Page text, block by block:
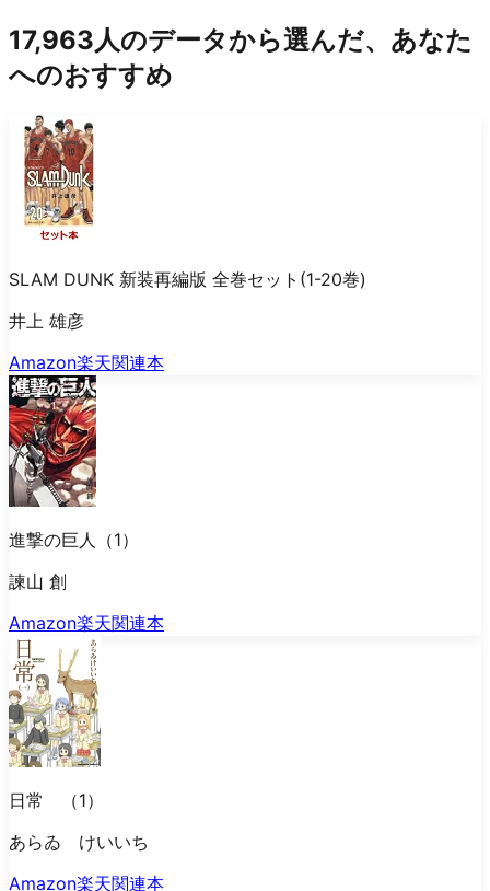
17,963人のデータから選んだ、あなた
へのおすすめ
SLAM DUNK 新装再編版 全巻セット(1-20巻)
井上 雄彦
Amazon楽天関連本
進撃の巨人（1）
諫山 創
Amazon楽天関連本
日常 （1）
あらゐ けいいち
Amazon楽天関連本